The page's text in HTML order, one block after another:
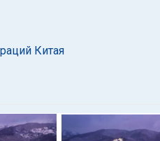
Китая